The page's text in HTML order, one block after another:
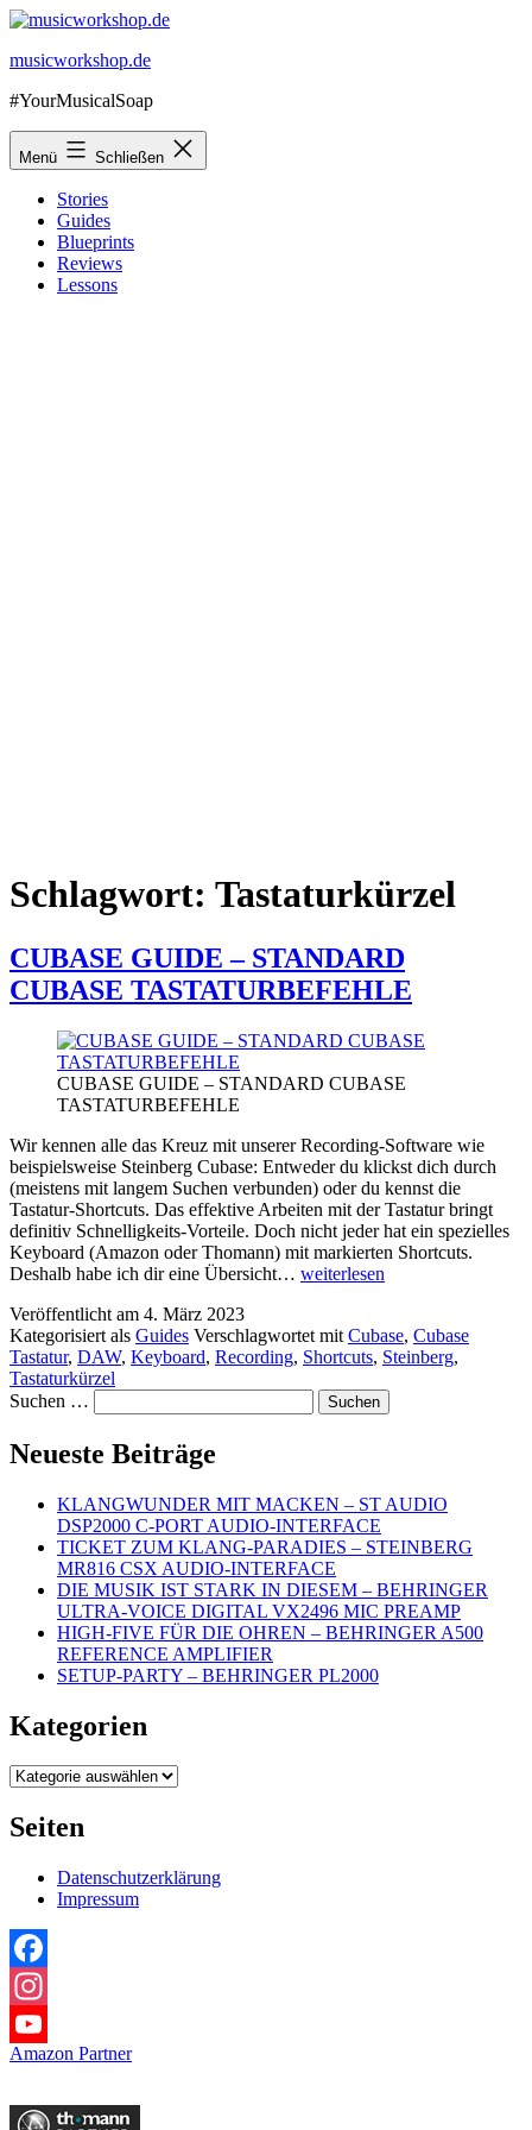
Zum
springen
musicworkshop.de
#YourMusicalSoap
Menü Schließen
Stories
Guides
Blueprints
Reviews
Lessons
Schlagwort: Tastaturkürzel
CUBASE GUIDE – STANDARD
CUBASE TASTATURBEFEHLE
CUBASE GUIDE – STANDARD CUBASE
TASTATURBEFEHLE
Wir kennen alle das Kreuz mit unserer Recording-Software wie
beispielsweise Steinberg Cubase: Entweder du klickst dich durch
(meistens mit langem Suchen verbunden) oder du kennst die
Tastatur-Shortcuts. Das effektive Arbeiten mit der Tastatur bringt
definitiv Schnelligkeits-Vorteile. Doch nicht jeder hat ein spezielles
Keyboard (Amazon oder Thomann) mit markierten Shortcuts.
Deshalb habe ich dir eine Übersicht… CUBASE
STANDARD
CUBASE
weiterlesen
Veröffentlicht am 4. März 2023
Kategorisiert als Guides Verschlagwortet mit Cubase, Cubase
Tastatur, DAW, Keyboard, Recording, Shortcuts, Steinberg,
Tastaturkürzel
Suchen …
Neueste Beiträge
KLANGWUNDER MIT MACKEN – ST AUDIO
DSP2000 C-PORT AUDIO-INTERFACE
TICKET ZUM KLANG-PARADIES – STEINBERG
MR816 CSX AUDIO-INTERFACE
DIE MUSIK IST STARK IN DIESEM – BEHRINGER
ULTRA-VOICE DIGITAL VX2496 MIC PREAMP
HIGH-FIVE FÜR DIE OHREN – BEHRINGER A500
REFERENCE AMPLIFIER
SETUP-PARTY – BEHRINGER PL2000
Kategorien
Kategorien
Seiten
Datenschutzerklärung
Impressum
Facebook
Instagram
YouTube
Amazon Partner